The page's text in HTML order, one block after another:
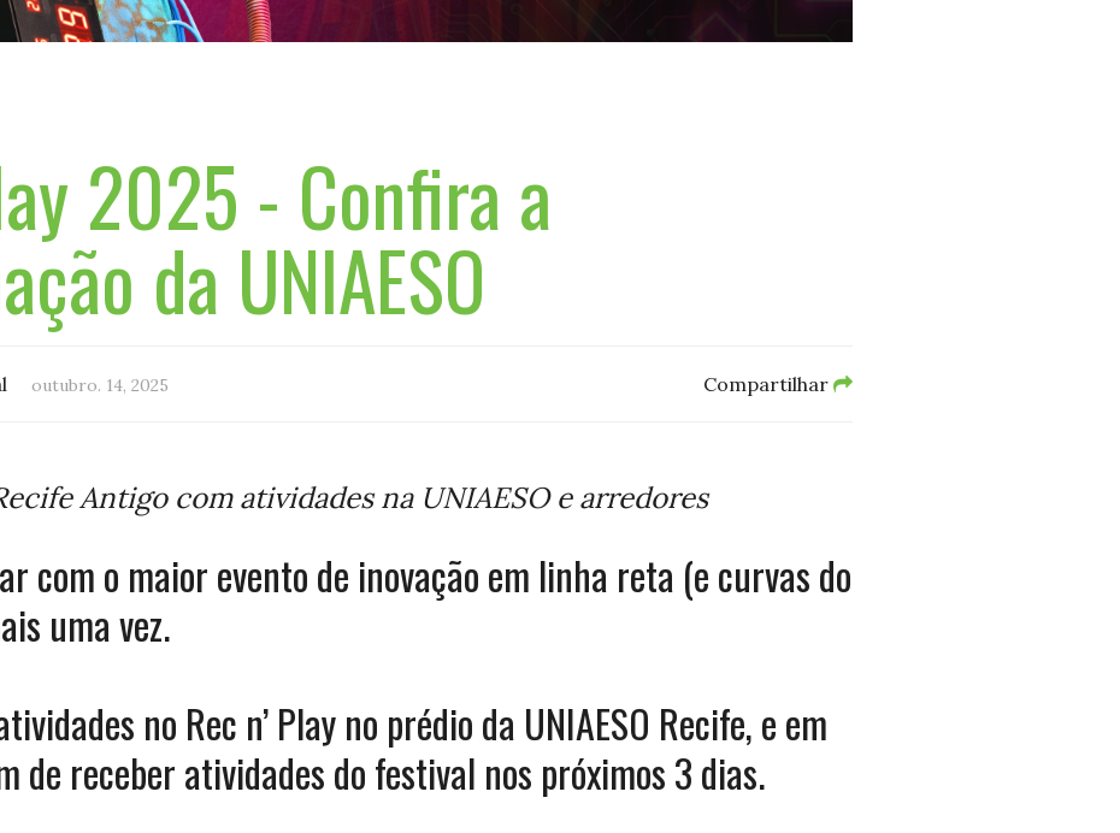
2025 - Confira a
da UNIAESO
outubro. 14, 2025 Compartilhar
Antigo com atividades na UNIAESO e arredores
com o maior evento de inovação em linha reta (e curvas do
uma vez.
no Rec n’ Play no prédio da UNIAESO Recife, e em
de receber atividades do festival nos próximos 3 dias.